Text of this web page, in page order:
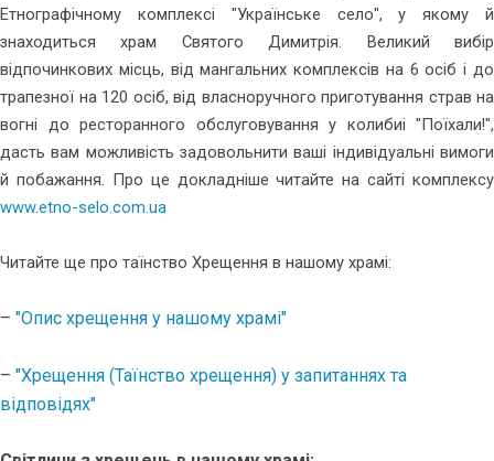
Етнографічному комплексі "Українське село", у якому й
знаходиться храм Святого Димитрія. Великий вибір
відпочинкових місць, від мангальних комплексів на 6 осіб і до
трапезної на 120 осіб, від власноручного приготування страв на
вогні до ресторанного обслуговування у колибиі "Поїхали!",
дасть вам можливість задовольнити ваші індивідуальні вимоги
й побажання. Про це докладніше читайте на сайті комплексу
www.etno-selo.com.ua
Читайте ще про таїнство Хрещення в нашому храмі:
– "Опис хрещення у нашому храмі"
– "Хрещення (Таїнство хрещення) у запитаннях та
відповідях"